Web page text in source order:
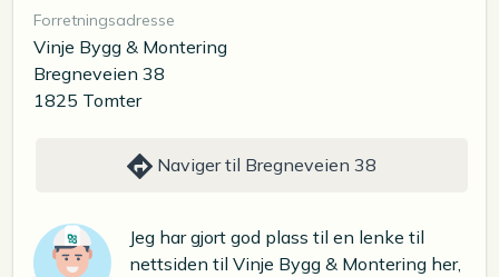
Forretningsadresse
Vinje Bygg & Montering
Bregneveien 38
1825 Tomter
Naviger til Bregneveien 38
Jeg har gjort god plass til en lenke til
nettsiden til Vinje Bygg & Montering her,